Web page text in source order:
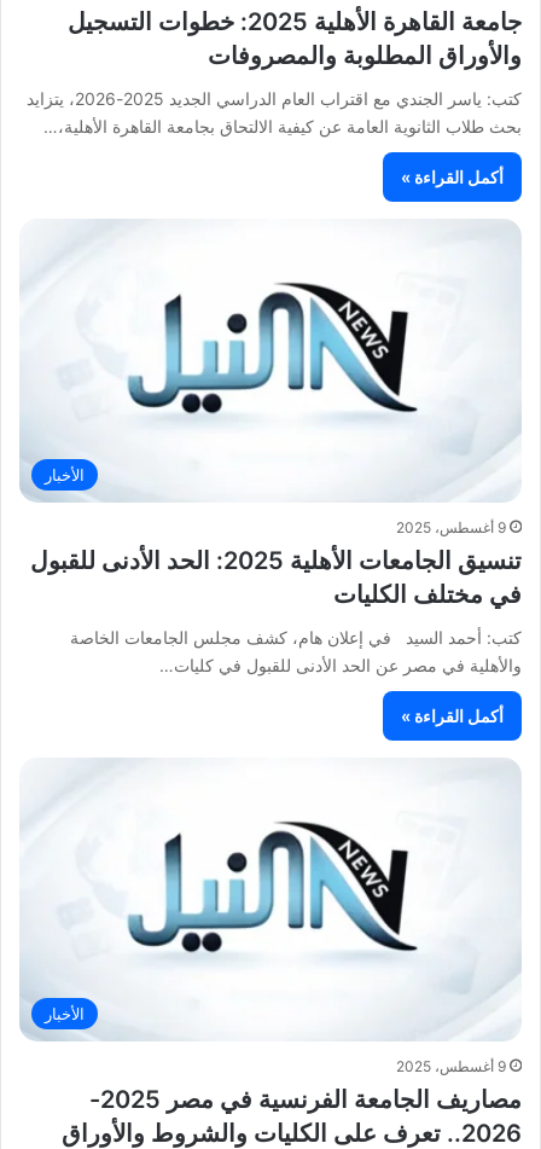
جامعة القاهرة الأهلية 2025: خطوات التسجيل
والأوراق المطلوبة والمصروفات
كتب: ياسر الجندي مع اقتراب العام الدراسي الجديد 2025-2026، يتزايد
بحث طلاب الثانوية العامة عن كيفية الالتحاق بجامعة القاهرة الأهلية،…
أكمل القراءة »
الأخبار
9 أغسطس، 2025
تنسيق الجامعات الأهلية 2025: الحد الأدنى للقبول
في مختلف الكليات
كتب: أحمد السيد في إعلان هام، كشف مجلس الجامعات الخاصة
والأهلية في مصر عن الحد الأدنى للقبول في كليات…
أكمل القراءة »
الأخبار
9 أغسطس، 2025
مصاريف الجامعة الفرنسية في مصر 2025-
2026.. تعرف على الكليات والشروط والأوراق